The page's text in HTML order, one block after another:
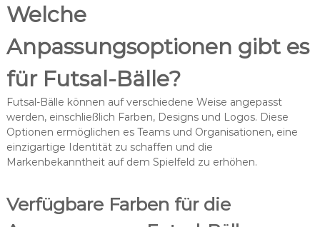
Welche
Anpassungsoptionen gibt es
für Futsal-Bälle?
Futsal-Bälle können auf verschiedene Weise angepasst
werden, einschließlich Farben, Designs und Logos. Diese
Optionen ermöglichen es Teams und Organisationen, eine
einzigartige Identität zu schaffen und die
Markenbekanntheit auf dem Spielfeld zu erhöhen.
Verfügbare Farben für die